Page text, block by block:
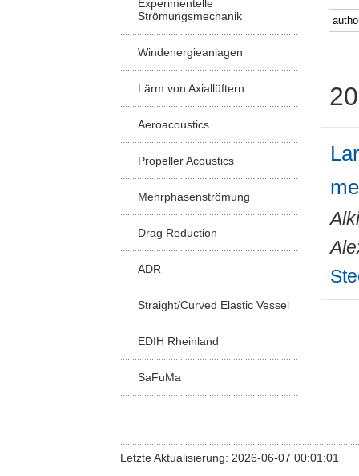
Experimentelle
Strömungsmechanik
Windenergieanlagen
Lärm von Axiallüftern
Aeroacoustics
Propeller Acoustics
Mehrphasenströmung
Drag Reduction
ADR
Straight/Curved Elastic Vessel
EDIH Rheinland
SaFuMa
Letzte Aktualisierung: 2026-06-07 00:01:01